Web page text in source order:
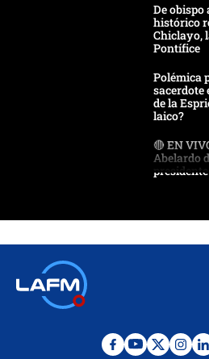
De obispo
histórico
Chiclayo,
Pontífice
Polémica
sacerdote
de la
laico?
🔴 EN
Abelardo
Desde